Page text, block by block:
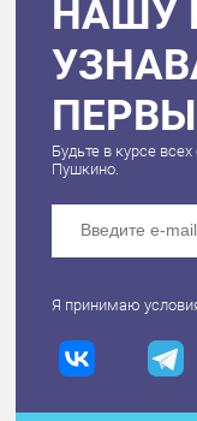
НАШУ
Будьте в курсе
Пушкино.
Я принимаю